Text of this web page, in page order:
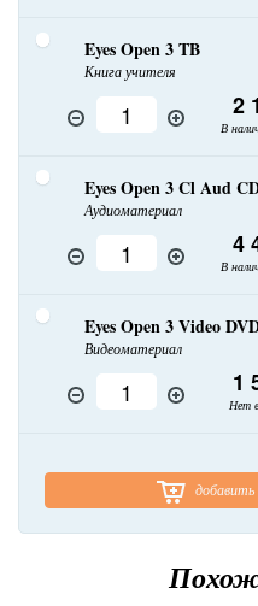
Eyes Open 3 TB
Книга учителя
2
В
Eyes Open 3 Cl Aud
Аудиоматериал
4
В
Eyes Open 3 Video
Видеоматериал
1
Нет
добавить